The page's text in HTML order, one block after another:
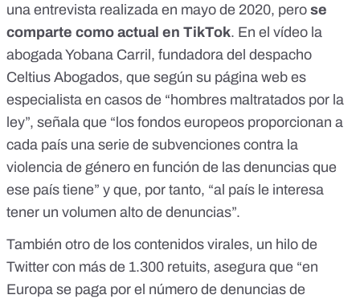
una entrevista realizada en mayo de 2020, pero se
comparte como actual en TikTok. En el vídeo la
abogada Yobana Carril, fundadora del despacho
Celtius Abogados, que según su página web es
especialista en casos de “hombres maltratados por la
ley”, señala que “los fondos europeos proporcionan a
cada país una serie de subvenciones contra la
violencia de género en función de las denuncias que
ese país tiene” y que, por tanto, “al país le interesa
tener un volumen alto de denuncias”.
También otro de los contenidos virales, un hilo de
Twitter con más de 1.300 retuits, asegura que “en
Europa se paga por el número de denuncias de